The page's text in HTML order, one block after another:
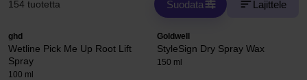
154 tuotetta Suodata Lajittele
ghd
Wetline Pick Me Up Root Lift
Spray
100 ml
Goldwell
StyleSign Dry Spray Wax
150 ml